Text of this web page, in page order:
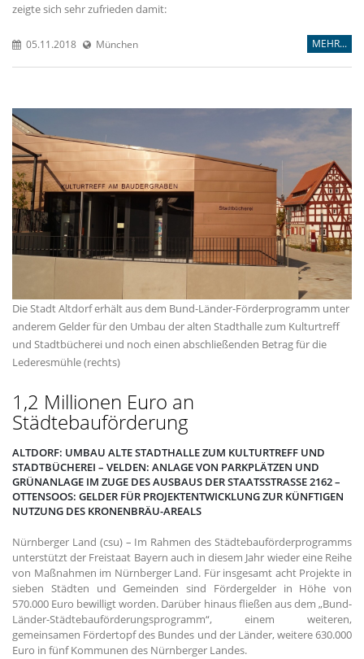
zeigte sich sehr zufrieden damit:
05.11.2018 München MEHR...
Die Stadt Altdorf erhält aus dem Bund-Länder-Förderprogramm unter
anderem Gelder für den Umbau der alten Stadthalle zum Kulturtreff
und Stadtbücherei und noch einen abschließenden Betrag für die
Lederesmühle (rechts)
1,2 Millionen Euro an
Städtebauförderung
ALTDORF: UMBAU ALTE STADTHALLE ZUM KULTURTREFF UND
STADTBÜCHEREI – VELDEN: ANLAGE VON PARKPLÄTZEN UND
GRÜNANLAGE IM ZUGE DES AUSBAUS DER STAATSSTRASSE 2162 – O
TTENSOOS: GELDER FÜR PROJEKTENTWICKLUNG ZUR KÜNFTIGEN N
UTZUNG DES KRONENBRÄU-AREALS
Nürnberger Land (csu) – Im Rahmen des Städtebauförderprogramms
unterstützt der Freistaat Bayern auch in diesem Jahr wieder eine Reihe
von Maßnahmen im Nürnberger Land. Für insgesamt acht Projekte in
sieben Städten und Gemeinden sind Fördergelder in Höhe von
570.000 Euro bewilligt worden. Darüber hinaus fließen aus dem „Bund-
Länder-Städtebauförderungsprogramm“, einem weiteren,
gemeinsamen Fördertopf des Bundes und der Länder, weitere 630.000
Euro in fünf Kommunen des Nürnberger Landes.